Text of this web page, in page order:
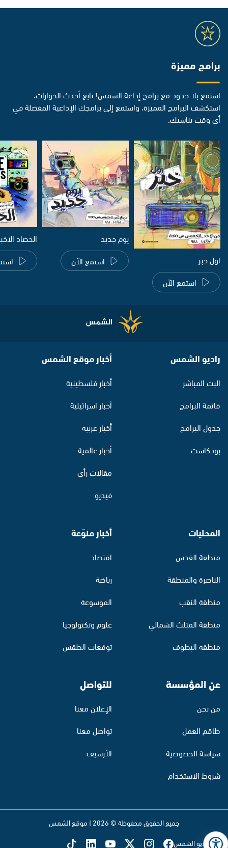
برامج مميزة
استمع بلا حدود مع برامج إذاعة الشمس! تابع أحدث الحوارات،
استكشف البرامج المميزة، واستمع إلى برامجك الإذاعية المفضلة في
أي وقت يناسبك.
اول خبر
استمع الآن
يوم جديد
استمع الآن
الحصاد
راديو الشمس
البث المباشر
قائمة البرامج
جدول البرامج
بودكاست
أخبار موقع الشمس
أخبار فلسطينية
أخبار اسرائيلية
أخبار عربية
أخبار عالمية
مقالات رأي
فيديو
المحليات
منطقة القدس
الناصرة والمنطقة
منطقة النقب
منطقة المثلث الشمالي
منطقة البطوف
أخبار منوّعة
اقتصاد
رياضة
الموسوعة
علوم وتكنولوجيا
توقعات الطقس
عن المؤسسة
من نحن
طاقم العمل
سياسة الخصوصية
شروط الاستخدام
للتواصل
الإعلان معنا
تواصل معنا
الأرشيف
جميع الحقوق محفوظة © 2026 | موقع الشمس
تابع راديو الشمس